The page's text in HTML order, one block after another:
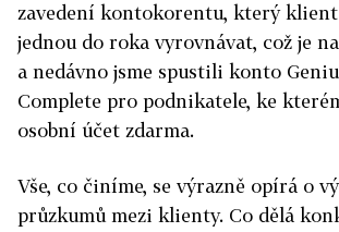
zavedení kontokorentu, který
jednou do roka vyrovnávat, což je
a nedávno jsme spustili konto
Complete pro podnikatele, ke
osobní účet zdarma.
Vše, co činíme, se výrazně opírá o
průzkumů mezi klienty. Co dělá